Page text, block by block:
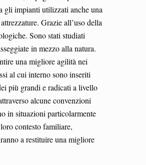
gli impianti utilizzati anche una
Grazie all’uso della
Sono stati studiati
in mezzo alla natura.
una migliore agilità nei
al cui interno sono inseriti
più grandi e radicati a livello
alcune convenzioni
in situazioni particolarmente
contesto familiare,
a restituire una migliore